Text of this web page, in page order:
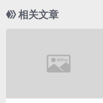
相关文章